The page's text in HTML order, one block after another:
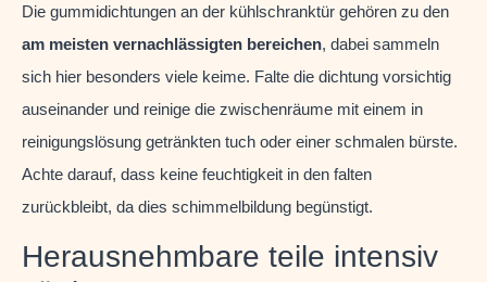
Die gummidichtungen an der kühlschranktür gehören zu den
am meisten vernachlässigten bereichen, dabei sammeln
sich hier besonders viele keime. Falte die dichtung vorsichtig
auseinander und reinige die zwischenräume mit einem in
reinigungslösung getränkten tuch oder einer schmalen bürste.
Achte darauf, dass keine feuchtigkeit in den falten
zurückbleibt, da dies schimmelbildung begünstigt.
Herausnehmbare teile intensiv